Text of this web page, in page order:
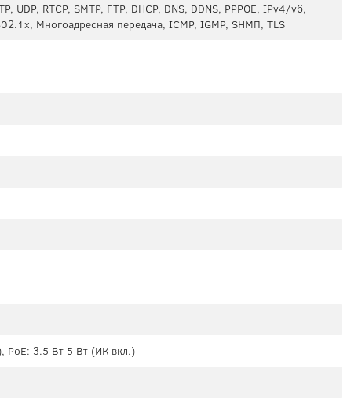
UDP, RTCP, SMTP, FTP, DHCP, DNS, DDNS, PPPOE, IPv4/v6,
Многоадресная передача, ICMP, IGMP, SНМП, TLS
PoE: 3.5 Вт 5 Вт (ИК вкл.)